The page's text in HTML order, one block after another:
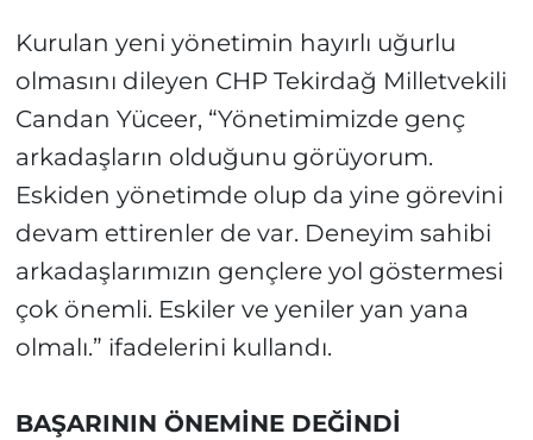
Kurulan yeni yönetimin hayırlı uğurlu
olmasını dileyen CHP Tekirdağ Milletvekili
Candan Yüceer, “Yönetimimizde genç
arkadaşların olduğunu görüyorum.
Eskiden yönetimde olup da yine görevini
devam ettirenler de var. Deneyim sahibi
arkadaşlarımızın gençlere yol göstermesi
çok önemli. Eskiler ve yeniler yan yana
olmalı.” ifadelerini kullandı.
BAŞARININ ÖNEMİNE DEĞİNDİ